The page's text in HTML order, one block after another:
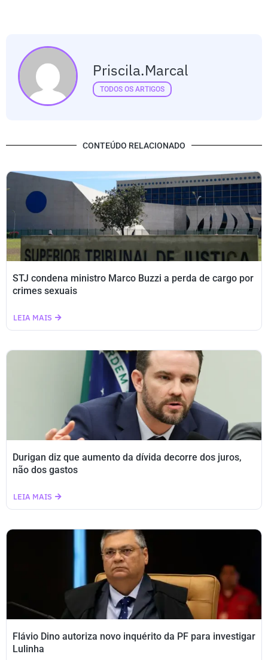
Priscila.marcal
TODOS OS ARTIGOS
CONTEÚDO RELACIONADO
STJ condena ministro Marco Buzzi a perda de cargo por
crimes sexuais
LEIA MAIS
Durigan diz que aumento da dívida decorre dos juros,
não dos gastos
LEIA MAIS
Flávio Dino autoriza novo inquérito da PF para investigar
Lulinha